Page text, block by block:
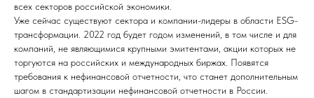
всех секторов российской экономики.
Уже сейчас существуют сектора и компании-лидеры в области ESG-
трансформации. 2022 год будет годом изменений, в том числе и для
компаний, не являющимися крупными эмитентами, акции которых не
торгуются на российских и международных биржах. Появятся
требования к нефинансовой отчетности, что станет дополнительным
шагом в стандартизации нефинансовой отчетности в России.